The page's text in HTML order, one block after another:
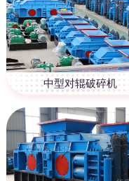
中型对辊破碎机